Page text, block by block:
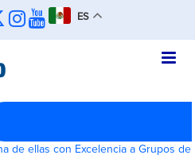
ES
de ellas con Excelencia a Grupos de